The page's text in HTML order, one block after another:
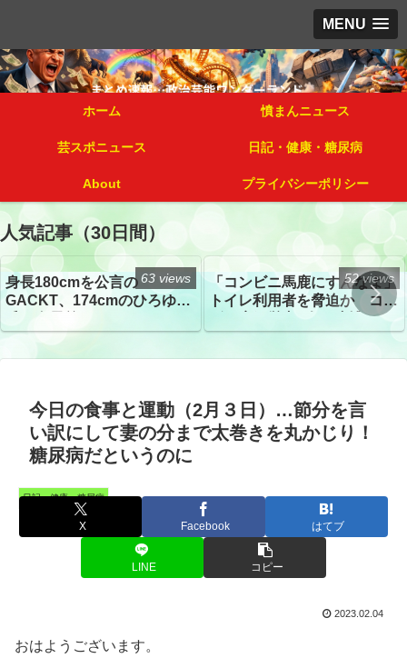
MENU
ホーム 憤まんニュース
芸スポニュース 日記・健康・糖尿病
About プライバシーポリシー
人気記事（30日間）
身長180cmを公言の
GACKT、174cmのひろゆき
トざわつき イベントでの写
真が話題
63 views
「コンビニ馬鹿にすんなよ」
トイレ利用者を脅迫か コン
52 views
今日の食事と運動（2月３日）…節分を言
い訳にして妻の分まで太巻きを丸かじり！
糖尿病だというのに
日記・健康・糖尿病
X Facebook はてブ
LINE コピー
2023.02.04
おはようございます。